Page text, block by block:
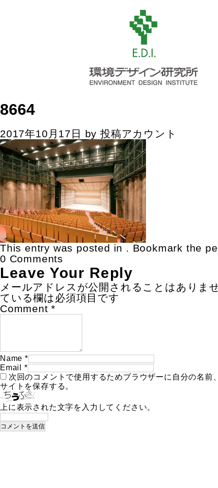
8664
2017年10月17日 by投稿アカウント
This entry was posted in . Bookmark the
0 Comments
Leave Your Reply
メールアドレスが公開されることはありま
ている欄は必須項目です
Comment *
Name *
Email
*
次回のコメントで使用するためブラウザーに自分の名前
サイトを保存する。
上に表示された文字を入力してください。